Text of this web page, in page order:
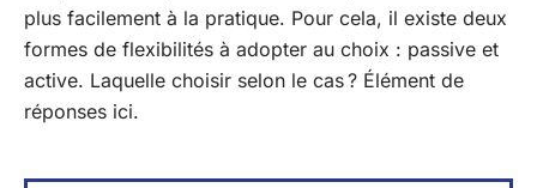
plus facilement à la pratique. Pour cela, il existe deux
formes de flexibilités à adopter au choix : passive et
active. Laquelle choisir selon le cas ? Élément de
réponses ici.